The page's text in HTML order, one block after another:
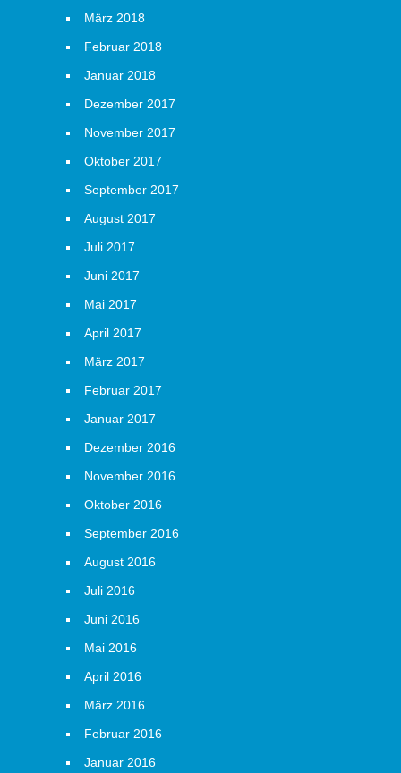
März 2018
Februar 2018
Januar 2018
Dezember 2017
November 2017
Oktober 2017
September 2017
August 2017
Juli 2017
Juni 2017
Mai 2017
April 2017
März 2017
Februar 2017
Januar 2017
Dezember 2016
November 2016
Oktober 2016
September 2016
August 2016
Juli 2016
Juni 2016
Mai 2016
April 2016
März 2016
Februar 2016
Januar 2016